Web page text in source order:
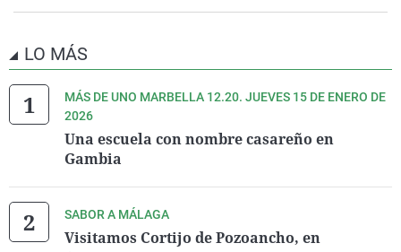
LO MÁS
MÁS DE UNO MARBELLA 12.20. JUEVES 15 DE ENERO DE
2026
Una escuela con nombre casareño en
Gambia
SABOR A MÁLAGA
Visitamos Cortijo de Pozoancho, en